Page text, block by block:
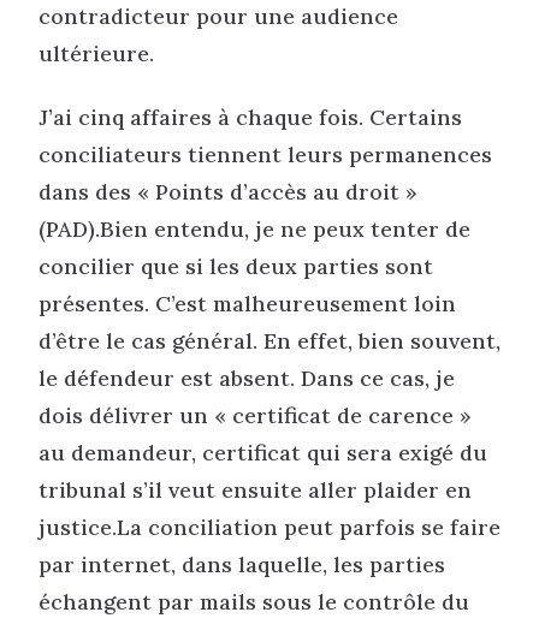
contradicteur pour une audience
ultérieure.
J’ai cinq affaires à chaque fois. Certains
conciliateurs tiennent leurs permanences
dans des « Points d’accès au droit »
(PAD).Bien entendu, je ne peux tenter de
concilier que si les deux parties sont
présentes. C’est malheureusement loin
d’être le cas général. En effet, bien souvent,
le défendeur est absent. Dans ce cas, je
dois délivrer un « certificat de carence »
au demandeur, certificat qui sera exigé du
tribunal s’il veut ensuite aller plaider en
justice.La conciliation peut parfois se faire
par internet, dans laquelle, les parties
échangent par mails sous le contrôle du